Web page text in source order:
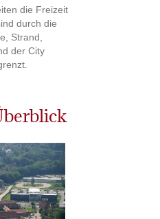
die Freizeit
durch die
Strand,
der City